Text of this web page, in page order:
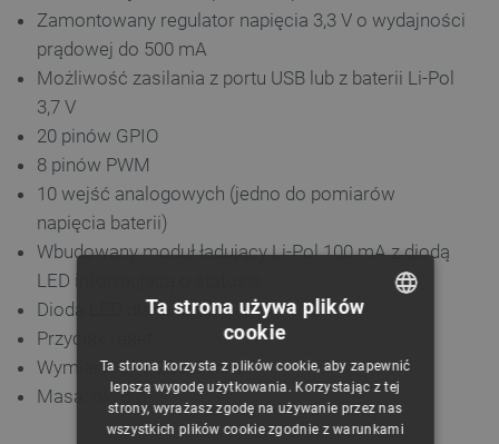
Zamontowany regulator napięcia 3,3 V o wydajności
prądowej do 500 mA
Możliwość zasilania z portu USB lub z baterii Li-Pol
3,7 V
20 pinów GPIO
8 pinów PWM
10 wejść analogowych (jedno do pomiarów
napięcia baterii)
Wbudowany moduł ładujący Li-Pol 100 mA z diodą
LED informującą o statusie
Dioda LED dla pinu 13
Przycisk reset
Wymiary: 51 x 23 x 8 mm
Masa: ok. 5 g
CZECH
ENGLISH
Ta strona używa plików
cookie
Ta strona korzysta z plików cookie, aby zapewnić
lepszą wygodę użytkowania. Korzystając z tej
strony, wyrażasz zgodę na używanie przez nas
wszystkich plików cookie zgodnie z warunkami